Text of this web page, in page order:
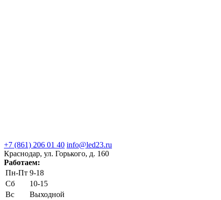
+7 (861) 206 01 40 info@led23.ru
Краснодар, ул. Горького, д. 160
Работаем:
Пн-Пт 9-18
Сб
10-15
Вс
Выходной